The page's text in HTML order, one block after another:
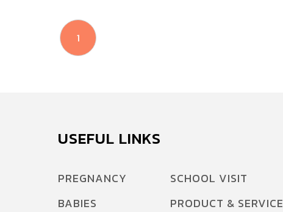
1
USEFUL LINKS
PREGNANCY
BABIES
SCHOOL VISIT
PRODUCT & SERVICE